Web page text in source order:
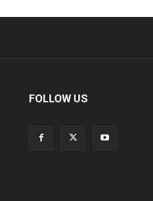
FOLLOW US